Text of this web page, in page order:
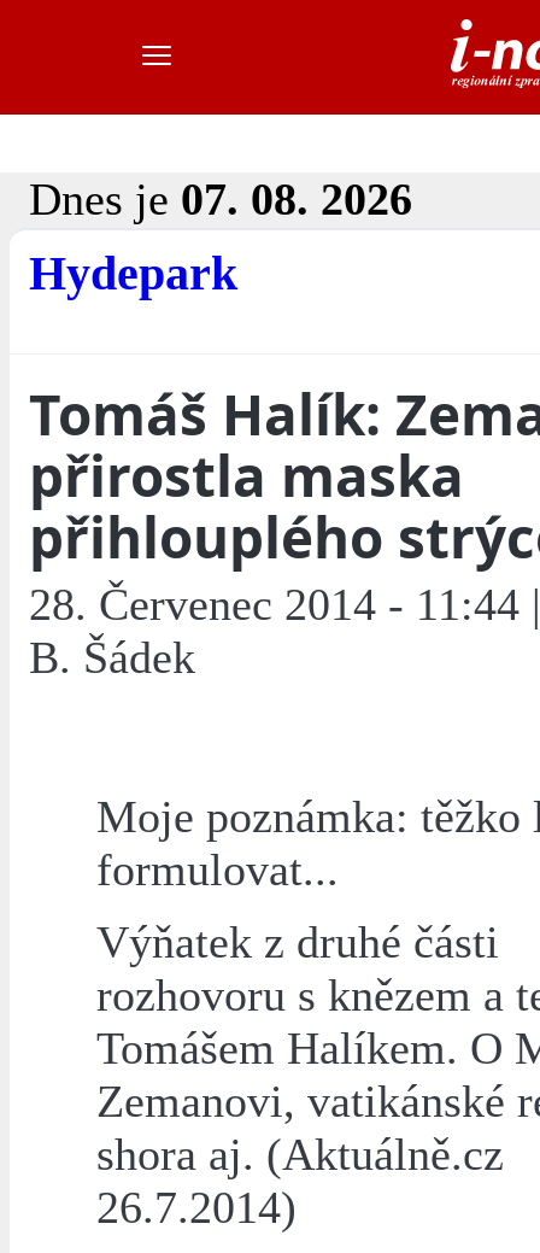
Dnes je 07. 08. 2026
Hydepark
Tomáš Halík:
přirostla maska
přihlouplého
28. Červenec 2014 -
B. Šádek
Moje poznámka: těžko
formulovat...
Výňatek z druhé části
rozhovoru s knězem a
Tomášem Halíkem. O
Zemanovi, vatikánské
shora aj. (Aktuálně.cz
26.7.2014)